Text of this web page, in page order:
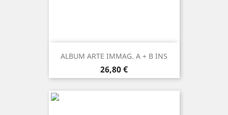
ALBUM ARTE IMMAG. A + B INS
Prezzo
26,80 €